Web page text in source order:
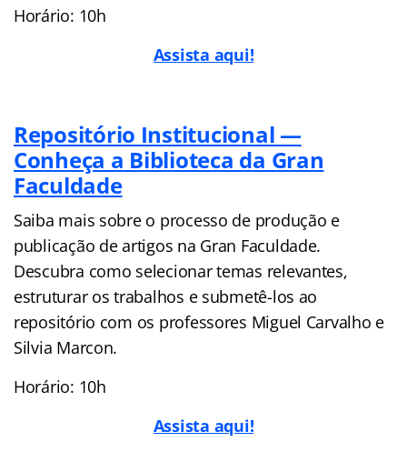
Horário: 10h
Assista aqui!
Repositório Institucional —
Conheça a Biblioteca da Gran
Faculdade
Saiba mais sobre o processo de produção e
publicação de artigos na Gran Faculdade.
Descubra como selecionar temas relevantes,
estruturar os trabalhos e submetê-los ao
repositório com os professores Miguel Carvalho e
Silvia Marcon.
Horário: 10h
Assista aqui!